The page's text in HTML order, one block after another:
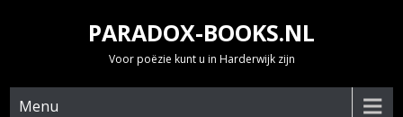
PARADOX-BOOKS.NL
Voor poëzie kunt u in Harderwijk zijn
Menu